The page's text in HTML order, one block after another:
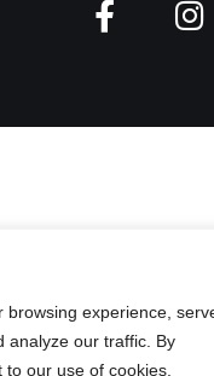
browsing experience,
analyze our traffic. By
our use of cookies.